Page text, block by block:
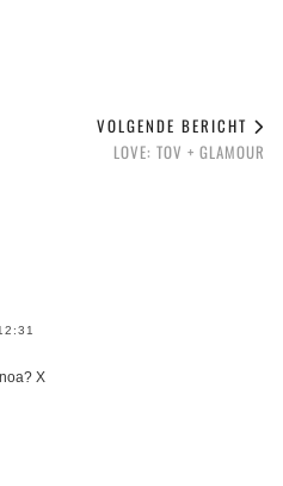
VOLGENDE BERICHT
LOVE: TOV + GLAMOUR
X